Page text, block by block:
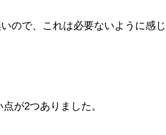
ので、これは必要ないように感じ
が2つありました。